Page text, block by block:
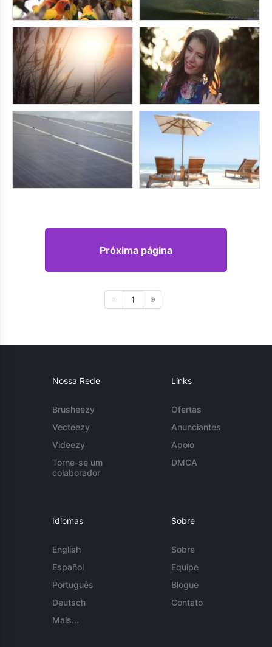
Próxima página
1
Nossa Rede
Brusheezy
Vecteezy
Videezy
Torne-se um
colaborador
Links
Ofertas
Anunciantes
Apoio
DMCA
Idiomas
English
Español
Português
Deutsch
Mais...
Sobre
Sobre
Equipe
Blogue
Contato